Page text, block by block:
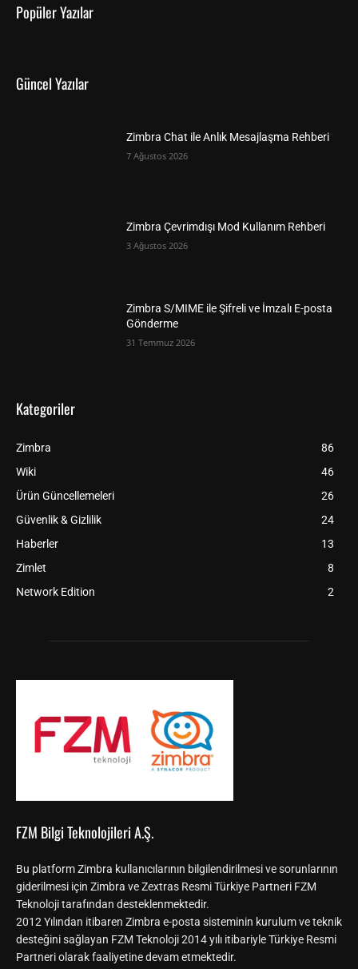
Popüler Yazılar
Güncel Yazılar
Zimbra Chat ile Anlık Mesajlaşma Rehberi
7 Ağustos 2026
Zimbra Çevrimdışı Mod Kullanım Rehberi
3 Ağustos 2026
Zimbra S/MIME ile Şifreli ve İmzalı E-posta
Gönderme
31 Temmuz 2026
Kategoriler
Zimbra
86
Wiki
46
Ürün Güncellemeleri
26
Güvenlik & Gizlilik
24
Haberler
13
Zimlet
8
Network Edition
2
FZM Bilgi Teknolojileri A.Ş.
Bu platform Zimbra kullanıcılarının bilgilendirilmesi ve sorunlarının
giderilmesi için Zimbra ve Zextras Resmi Türkiye Partneri FZM
Teknoloji tarafından desteklenmektedir.
2012 Yılından itibaren Zimbra e-posta sisteminin kurulum ve teknik
desteğini sağlayan FZM Teknoloji 2014 yılı itibariyle Türkiye Resmi
Partneri olarak faaliyetine devam etmektedir.